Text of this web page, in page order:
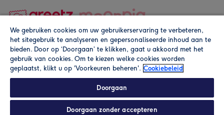
Copyright © 2026 by Greetz
Alle prijzen zijn inclusief btw en andere heffingen. Lees de
We gebruiken cookies om uw gebruikerservaring te verbeteren,
het sitegebruik te analyseren en gepersonaliseerde inhoud aan te
bieden. Door op ‘Doorgaan’ te klikken, gaat u akkoord met het
gebruik van cookies. Om te kiezen welke cookies worden
geplaatst, klikt u op 'Voorkeuren beheren'. Cookiebeleid
Doorgaan
Doorgaan zonder accepteren